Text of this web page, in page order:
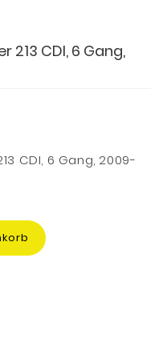
213 CDI, 6 Gang,
CDI, 6 Gang, 2009-